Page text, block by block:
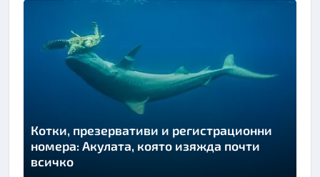
Котки, презервативи и регистрационни
номера: Акулата, която изяжда почти
всичко